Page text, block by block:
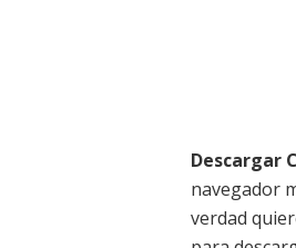
Descargar
navegador
verdad